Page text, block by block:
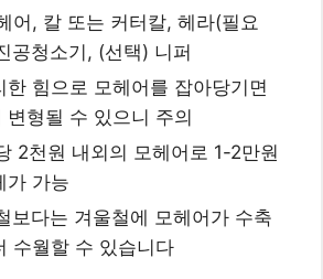
어, 칼 또는 커터칼, 헤라(필요
공청소기, (선택) 니퍼
한 힘으로 모헤어를 잡아당기면
변형될 수 있으니 주의
2천원 내외의 모헤어로 1-2만원
가 가능
보다는 겨울철에 모헤어가 수축
수월할 수 있습니다